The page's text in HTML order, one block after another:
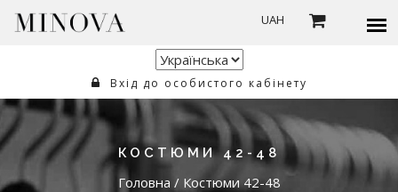
UAH
Вхід до особистого кабінету
КОСТЮМИ 42-48
Головна / Костюми 42-48